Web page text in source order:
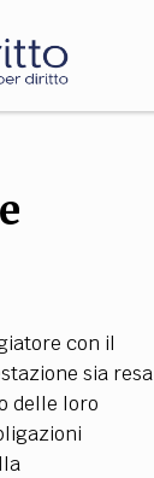
con il
sia resa
delle loro